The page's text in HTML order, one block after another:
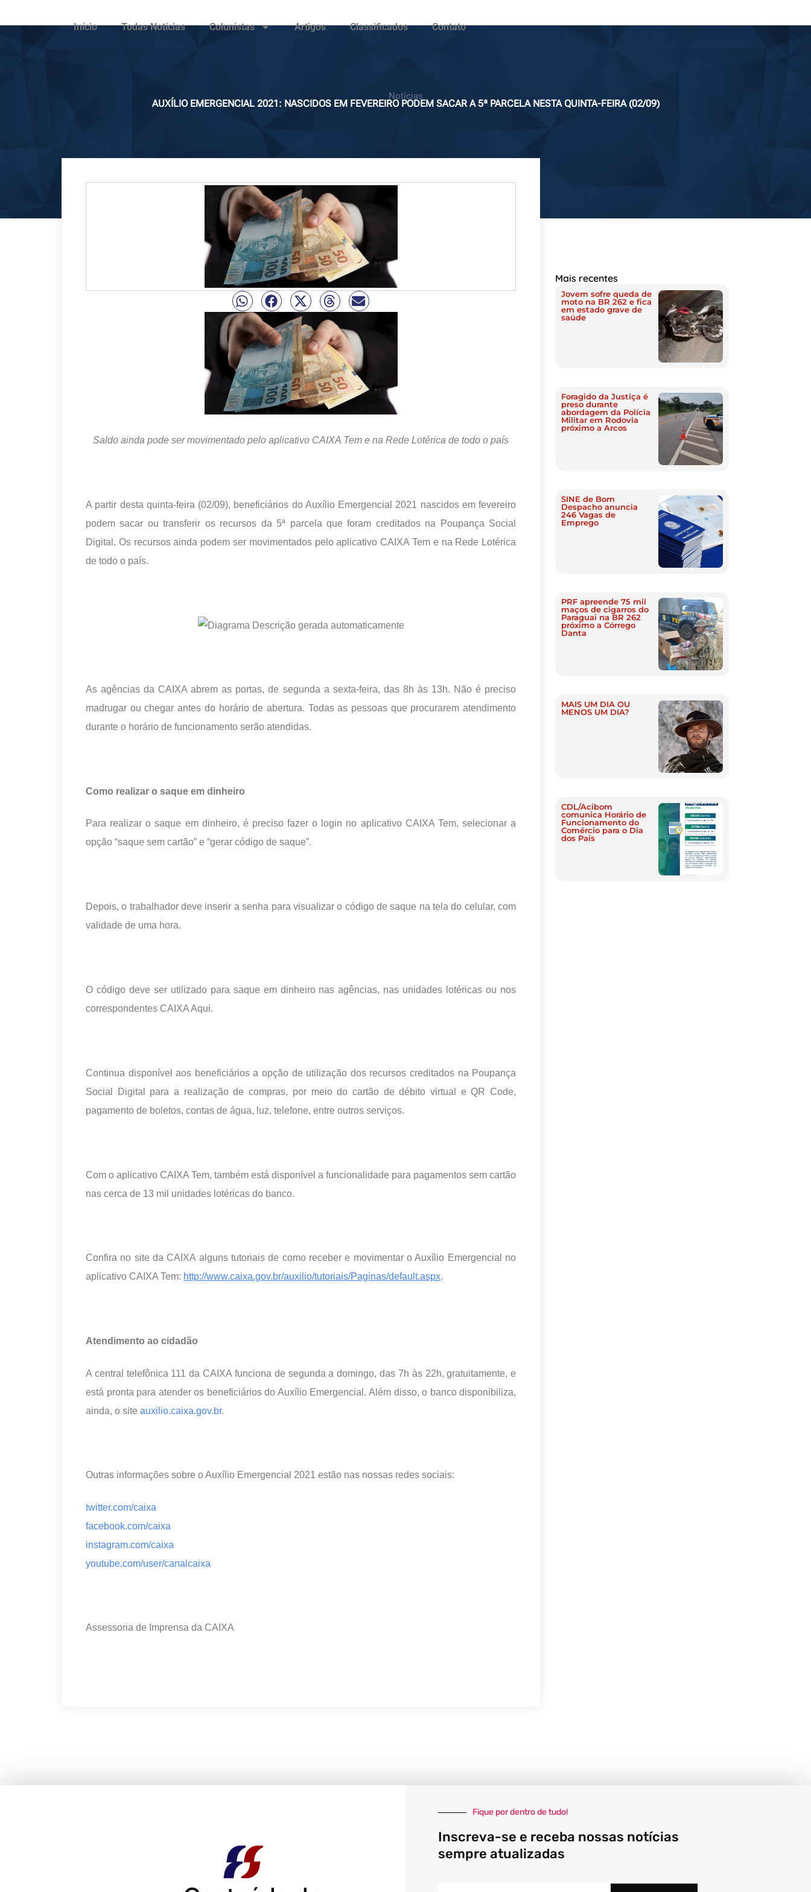
Início Todas Notícias Colunistas Artigos Classificados Contato
Notícias
AUXÍLIO EMERGENCIAL 2021: NASCIDOS EM FEVEREIRO PODEM SACAR A 5ª PARCELA NESTA QUINTA-FEIRA (02/09)
Saldo ainda pode ser movimentado pelo aplicativo CAIXA Tem e na Rede Lotérica de todo o país
A partir desta quinta-feira (02/09), beneficiários do Auxílio Emergencial 2021 nascidos em fevereiro
podem sacar ou transferir os recursos da 5ª parcela que foram creditados na Poupança Social
Digital. Os recursos ainda podem ser movimentados pelo aplicativo CAIXA Tem e na Rede Lotérica
de todo o país.
As agências da CAIXA abrem as portas, de segunda a sexta-feira, das 8h às 13h. Não é preciso
madrugar ou chegar antes do horário de abertura. Todas as pessoas que procurarem atendimento
durante o horário de funcionamento serão atendidas.
Como realizar o saque em dinheiro
Para realizar o saque em dinheiro, é preciso fazer o login no aplicativo CAIXA Tem, selecionar a
opção “saque sem cartão” e “gerar código de saque”.
Depois, o trabalhador deve inserir a senha para visualizar o código de saque na tela do celular, com
validade de uma hora.
O código deve ser utilizado para saque em dinheiro nas agências, nas unidades lotéricas ou nos
correspondentes CAIXA Aqui.
Continua disponível aos beneficiários a opção de utilização dos recursos creditados na Poupança
Social Digital para a realização de compras, por meio do cartão de débito virtual e QR Code,
pagamento de boletos, contas de água, luz, telefone, entre outros serviços.
Com o aplicativo CAIXA Tem, também está disponível a funcionalidade para pagamentos sem cartão
nas cerca de 13 mil unidades lotéricas do banco.
Confira no site da CAIXA alguns tutoriais de como receber e movimentar o Auxílio Emergencial no
aplicativo CAIXA Tem: http://www.caixa.gov.br/auxilio/tutoriais/Paginas/default.aspx.
Atendimento ao cidadão
A central telefônica 111 da CAIXA funciona de segunda a domingo, das 7h às 22h, gratuitamente, e
está pronta para atender os beneficiários do Auxílio Emergencial. Além disso, o banco disponibiliza,
ainda, o site auxilio.caixa.gov.br.
Outras informações sobre o Auxílio Emergencial 2021 estão nas nossas redes sociais:
twitter.com/caixa
facebook.com/caixa
instagram.com/caixa
youtube.com/user/canalcaixa
Assessoria de Imprensa da CAIXA
Mais recentes
Jovem sofre queda de
moto na BR 262 e fica
em estado grave de
saúde
Foragido da Justiça é
preso durante
abordagem da Polícia
Militar em Rodovia
próximo a Arcos
SINE de Bom
Despacho anuncia
246 Vagas de
Emprego
PRF apreende 75 mil
maços de cigarros do
Paraguai na BR 262
próximo a Córrego
Danta
MAIS UM DIA OU
MENOS UM DIA?
CDL/Acibom
comunica Horário de
Funcionamento do
Comércio para o Dia
dos Pais
Fique por dentro de tudo!
Inscreva-se e receba nossas notícias
sempre atualizadas